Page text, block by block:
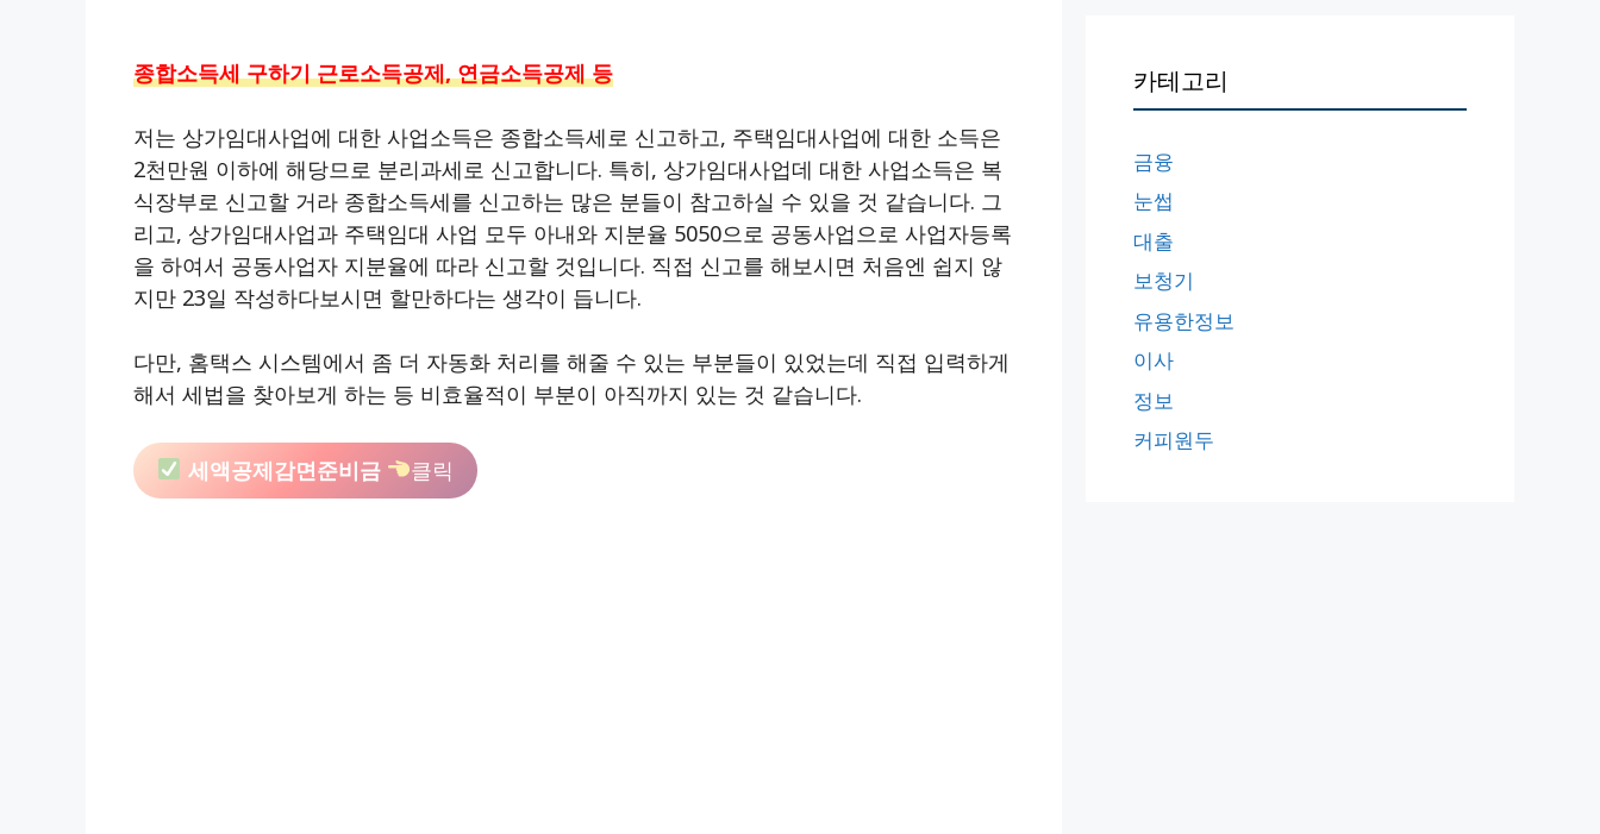
종합소득세 구하기 근로소득공제, 연금소득공제 등
저는 상가임대사업에 대한 사업소득은 종합소득세로 신고하고, 주택임대사업에 대한 소득은
2천만원 이하에 해당므로 분리과세로 신고합니다. 특히, 상가임대사업데 대한 사업소득은 복
식장부로 신고할 거라 종합소득세를 신고하는 많은 분들이 참고하실 수 있을 것 같습니다. 그
리고, 상가임대사업과 주택임대 사업 모두 아내와 지분율 5050으로 공동사업으로 사업자등록
을 하여서 공동사업자 지분율에 따라 신고할 것입니다. 직접 신고를 해보시면 처음엔 쉽지 않
지만 23일 작성하다보시면 할만하다는 생각이 듭니다.
다만, 홈택스 시스템에서 좀 더 자동화 처리를 해줄 수 있는 부분들이 있었는데 직접 입력하게
해서 세법을 찾아보게 하는 등 비효율적이 부분이 아직까지 있는 것 같습니다.
세액공제감면준비금 클릭
카테고리
금융
눈썹
대출
보청기
유용한정보
이사
정보
커피원두